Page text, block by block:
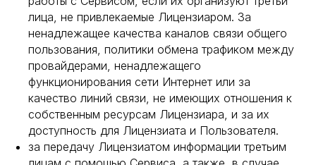
лица, не привлекаемые Лицензиаром. За
ненадлежащее качества каналов связи общего
пользования, политики обмена трафиком между
провайдерами, ненадлежащего
функционирования сети Интернет или за
качество линий связи, не имеющих отношения к
собственным ресурсам Лицензиара, и за их
доступность для Лицензиата и Пользователя.
за передачу Лицензиатом информации третьим